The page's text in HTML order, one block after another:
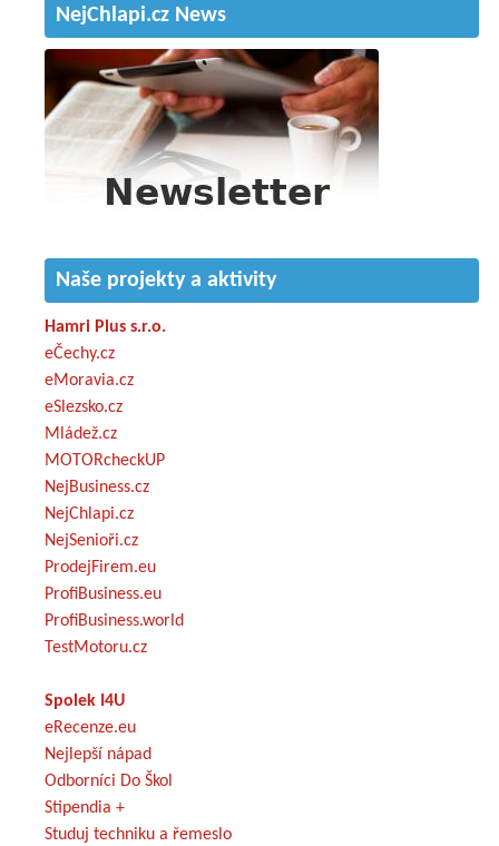
NejChlapi.cz News
Naše projekty a aktivity
Hamri Plus s.r.o.
eČechy.cz
eMoravia.cz
eSlezsko.cz
Mládež.cz
MOTORcheckUP
NejBusiness.cz
NejChlapi.cz
NejSenioři.cz
ProdejFirem.eu
ProfiBusiness.eu
ProfiBusiness.world
TestMotoru.cz
Spolek I4U
eRecenze.eu
Nejlepší nápad
Odborníci Do Škol
Stipendia +
Studuj techniku a řemeslo